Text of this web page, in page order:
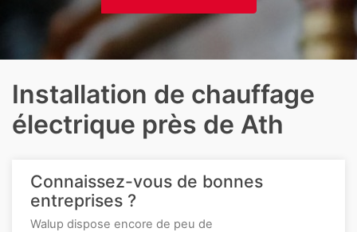
Installation de chauffage
électrique près de Ath
Connaissez-vous de bonnes
entreprises ?
Walup dispose encore de peu de